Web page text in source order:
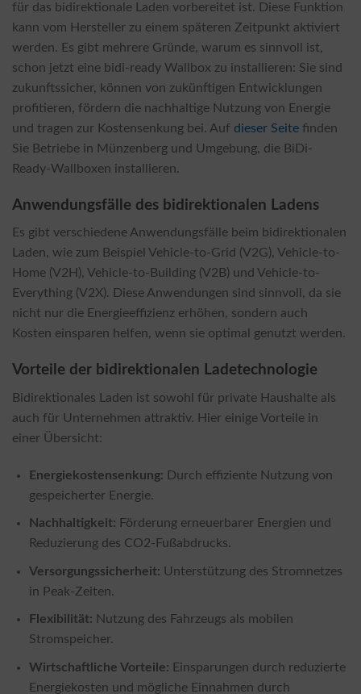
für das bidirektionale Laden vorbereitet ist. Diese Funktion
kann vom Hersteller zu einem späteren Zeitpunkt aktiviert
werden. Es gibt mehrere Gründe, warum es sinnvoll ist,
schon jetzt eine bidi-ready Wallbox zu installieren: Sie sind
zukunftssicher, können von zukünftigen Entwicklungen
profitieren, fördern die nachhaltige Nutzung von Energie
und tragen zur Kostensenkung bei. Auf dieser Seite finden
Sie Betriebe in Münzenberg und Umgebung, die BiDi-
Ready-Wallboxen installieren.
Anwendungsfälle des bidirektionalen Ladens
Es gibt verschiedene Anwendungsfälle beim bidirektionalen
Laden, wie zum Beispiel Vehicle-to-Grid (V2G), Vehicle-to-
Home (V2H), Vehicle-to-Building (V2B) und Vehicle-to-
Everything (V2X). Diese Anwendungen sind sinnvoll, da sie
nicht nur die Energieeffizienz erhöhen, sondern auch
Kosten einsparen helfen, wenn sie optimal genutzt werden.
Vorteile der bidirektionalen Ladetechnologie
Bidirektionales Laden ist sowohl für private Haushalte als
auch für Unternehmen attraktiv. Hier einige Vorteile in
einer Übersicht:
Energiekostensenkung: Durch effiziente Nutzung von
gespeicherter Energie.
Nachhaltigkeit: Förderung erneuerbarer Energien und
Reduzierung des CO2-Fußabdrucks.
Versorgungssicherheit: Unterstützung des Stromnetzes
in Peak-Zeiten.
Flexibilität: Nutzung des Fahrzeugs als mobilen
Stromspeicher.
Wirtschaftliche Vorteile: Einsparungen durch reduzierte
Energiekosten und mögliche Einnahmen durch